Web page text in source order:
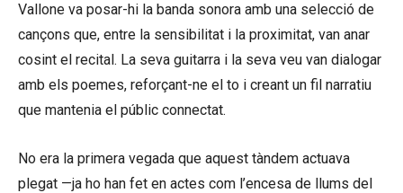
Vallone va posar-hi la banda sonora amb una selecció de
cançons que, entre la sensibilitat i la proximitat, van anar
cosint el recital. La seva guitarra i la seva veu van dialogar
amb els poemes, reforçant-ne el to i creant un fil narratiu
que mantenia el públic connectat.
No era la primera vegada que aquest tàndem actuava
plegat —ja ho han fet en actes com l’encesa de llums del